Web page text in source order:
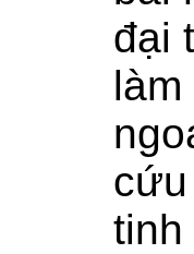
đại
tinh